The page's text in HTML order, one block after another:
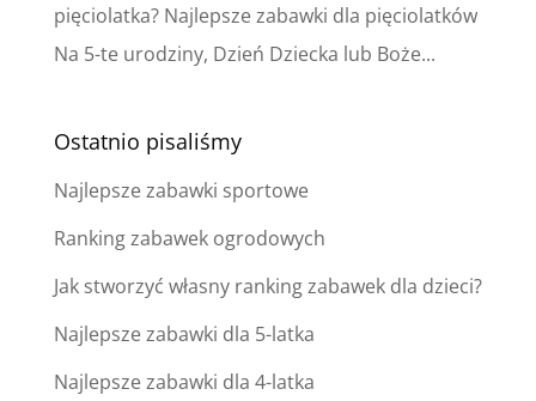
pięciolatka? Najlepsze zabawki dla pięciolatków
Na 5-te urodziny, Dzień Dziecka lub Boże...
Ostatnio pisaliśmy
Najlepsze zabawki sportowe
Ranking zabawek ogrodowych
Jak stworzyć własny ranking zabawek dla dzieci?
Najlepsze zabawki dla 5-latka
Najlepsze zabawki dla 4-latka